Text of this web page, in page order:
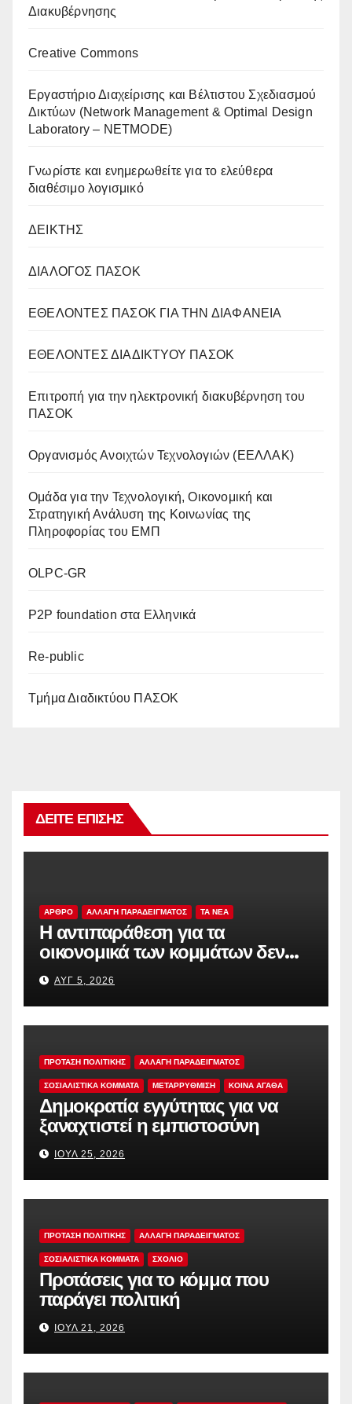
Διακυβέρνησης
Creative Commons
Eργαστήριο Διαχείρισης και Βέλτιστου Σχεδιασμού
Δικτύων (Network Management & Optimal Design
Laboratory – NETMODE)
Γνωρίστε και ενημερωθείτε για το ελεύθερα
διαθέσιμο λογισμικό
ΔΕΙΚΤΗΣ
ΔΙΑΛΟΓΟΣ ΠΑΣΟΚ
ΕΘΕΛΟΝΤΕΣ ΠΑΣΟΚ ΓΙΑ ΤΗΝ ΔΙΑΦΑΝΕΙΑ
ΕΘΕΛΟΝΤΕΣ ΔΙΑΔΙΚΤΥΟΥ ΠΑΣΟΚ
Επιτροπή για την ηλεκτρονική διακυβέρνηση του
ΠΑΣΟΚ
Οργανισμός Ανοιχτών Τεχνολογιών (ΕΕΛΛΑΚ)
Oμάδα για την Τεχνολογική, Οικονομική και
Στρατηγική Ανάλυση της Κοινωνίας της
Πληροφορίας του ΕΜΠ
OLPC-GR
P2P foundation στα Ελληνικά
Re-public
Tμήμα Διαδικτύου ΠΑΣΟΚ
ΔΕΊΤΕ ΕΠΊΣΗΣ
ΑΡΘΡΟ ΑΛΛΑΓΗ ΠΑΡΑΔΕΙΓΜΑΤΟΣ TA NEA
Η αντιπαράθεση για τα
οικονομικά των κομμάτων δεν
αρκεί
ΑΥΓ 5, 2026
ΠΡΟΤΑΣΗ ΠΟΛΙΤΙΚΗΣ ΑΛΛΑΓΗ ΠΑΡΑΔΕΙΓΜΑΤΟΣ
ΣΟΣΙΑΛΙΣΤΙΚΆ ΚΌΜΜΑΤΑ ΜΕΤΑΡΡΥΘΜΙΣΗ ΚΟΙΝΑ ΑΓΑΘΑ
Δημοκρατία εγγύτητας για να
ξαναχτιστεί η εμπιστοσύνη
ΙΟΎΛ 25, 2026
ΠΡΟΤΑΣΗ ΠΟΛΙΤΙΚΗΣ ΑΛΛΑΓΗ ΠΑΡΑΔΕΙΓΜΑΤΟΣ
ΣΟΣΙΑΛΙΣΤΙΚΆ ΚΌΜΜΑΤΑ ΣΧΟΛΙΟ
Προτάσεις για το κόμμα που
παράγει πολιτική
ΙΟΎΛ 21, 2026